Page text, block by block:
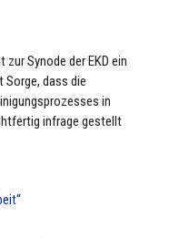
Synode der EKD ein
Sorge, dass die
in
infrage gestellt